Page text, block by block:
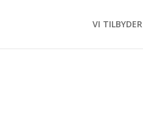
VI TILBYDER